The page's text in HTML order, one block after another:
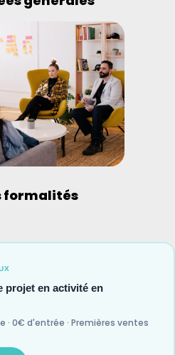
formalités
projet en activité en
· 0€ d'entrée · Premières ventes